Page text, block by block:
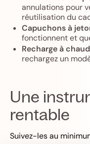
annulations pour
réutilisation du
Capuchons à
fonctionnent et
Recharge à
rechargez un
Une
rentable
Suivez-les au